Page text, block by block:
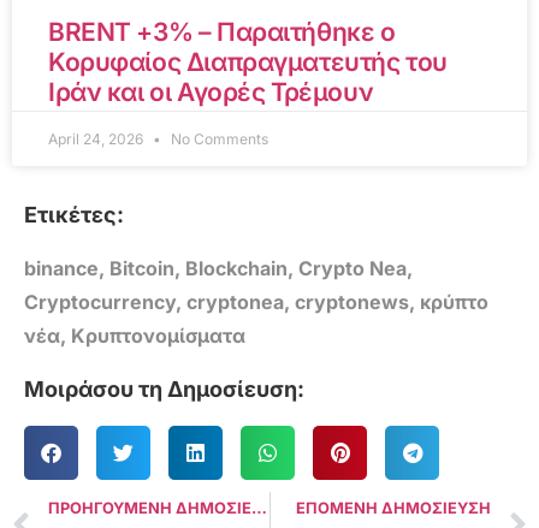
BRENT +3% – Παραιτήθηκε ο
Κορυφαίος Διαπραγματευτής του
Ιράν και οι Αγορές Τρέμουν
April 24, 2026 No Comments
Ετικέτες:
binance, Bitcoin, Blockchain, Crypto Nea,
Cryptocurrency, cryptonea, cryptonews, κρύπτο
νέα, Κρυπτονομίσματα
Μοιράσου τη Δημοσίευση:
ΠΡΟΗΓΟΥΜΕΝΗ ΔΗΜΟΣΙΕΥΣΗ ΕΠΟΜΕΝΗ ΔΗΜΟΣΙΕΥΣΗ